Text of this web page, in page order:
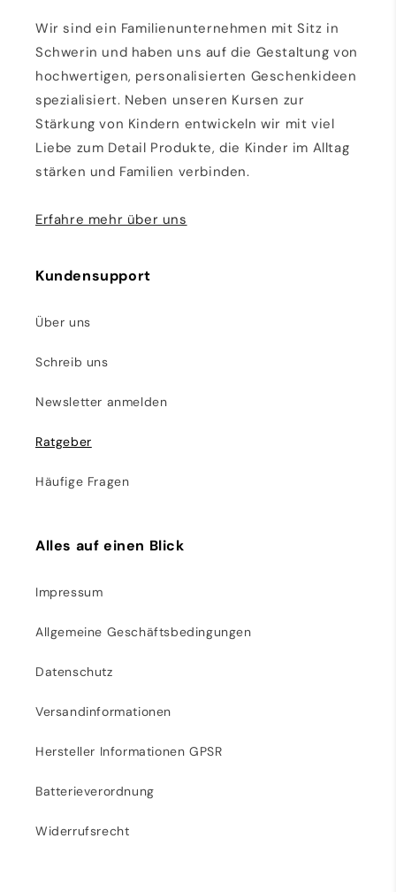
Wir sind ein Familienunternehmen mit Sitz in
Schwerin und haben uns auf die Gestaltung von
hochwertigen, personalisierten Geschenkideen
spezialisiert. Neben unseren Kursen zur
Stärkung von Kindern entwickeln wir mit viel
Liebe zum Detail Produkte, die Kinder im Alltag
stärken und Familien verbinden.
Erfahre mehr über uns
Kundensupport
Über uns
Schreib uns
Newsletter anmelden
Ratgeber
Häufige Fragen
Alles auf einen Blick
Impressum
Allgemeine Geschäftsbedingungen
Datenschutz
Versandinformationen
Hersteller Informationen GPSR
Batterieverordnung
Widerrufsrecht